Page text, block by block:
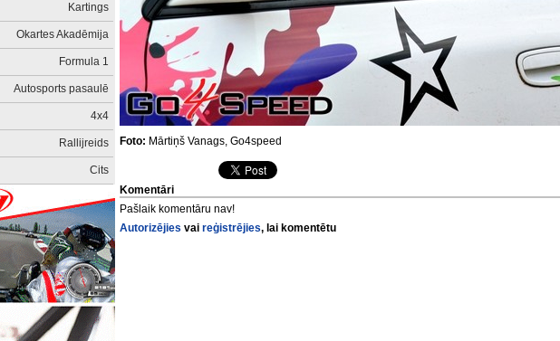
Kartings
Okartes Akadēmija
Formula 1
Autosports pasaulē
4x4
Rallijreids
Cits
Foto: Mārtiņš Vanags, Go4speed
Komentāri
Pašlaik komentāru nav!
Autorizējies vai reģistrējies, lai komentētu